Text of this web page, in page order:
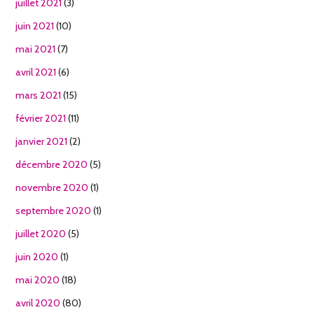
juillet 2021 (3)
juin 2021 (10)
mai 2021 (7)
avril 2021 (6)
mars 2021 (15)
février 2021 (11)
janvier 2021 (2)
décembre 2020 (5)
novembre 2020 (1)
septembre 2020 (1)
juillet 2020 (5)
juin 2020 (1)
mai 2020 (18)
avril 2020 (80)